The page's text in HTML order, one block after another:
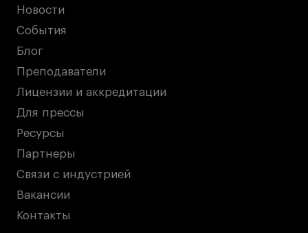
Новости
События
Блог
Преподаватели
Лицензии и аккредитации
Для прессы
Ресурсы
Партнеры
Связи с индустрией
Вакансии
Контакты